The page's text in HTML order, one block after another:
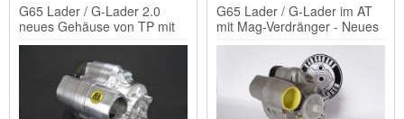
G65 Lader / G-Lader 2.0
neues Gehäuse von TP mit
Mag-Verdränger - ohne AT
G65 Lader / G-Lader im AT
mit Mag-Verdränger - Neues
Gehäuse